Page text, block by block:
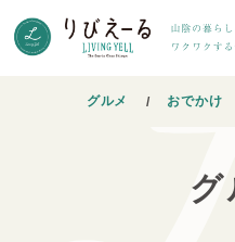
グルメ おでかけ
グ